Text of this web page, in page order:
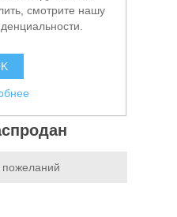
и ЗУ
Pony Jorgensen
00007439
пожеланий
смотрите нашу